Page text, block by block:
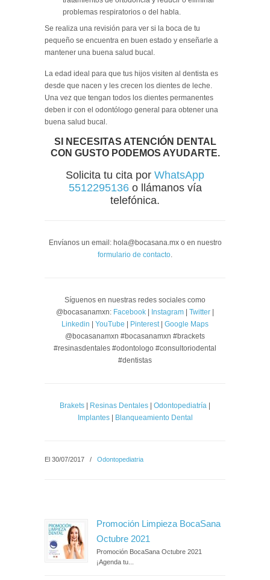
problemas respiratorios o del habla.
Se realiza una revisión para ver si la boca de tu
pequeño se encuentra en buen estado y enseñarle a
mantener una buena salud bucal.
La edad ideal para que tus hijos visiten al dentista es
desde que nacen y les crecen los dientes de leche.
Una vez que tengan todos los dientes permanentes
deben ir con el odontólogo general para obtener una
buena salud bucal.
SI NECESITAS ATENCIÓN DENTAL
CON GUSTO PODEMOS AYUDARTE.
Solicita tu cita por WhatsApp
5512295136o llámanos vía
telefónica.
Envíanos un email: hola@bocasana.mx o en nuestro
formulario de contacto.
Síguenos en nuestras redes sociales como
@bocasanamxn: Facebook Instagram Twitter
Linkedin
YouTube Pinterest Google Maps
@bocasanamxn #bocasanamxn #brackets
#resinasdentales #odontologo #consultoriodental
#dentistas
Brakets Resinas Dentales Odontopediatría
Implantes| Blanqueamiento Dental
El 30/07/2017 / Odontopediatria
Promoción Limpieza BocaSana
Octubre 2021
Promoción BocaSana Octubre 2021
¡Agenda tu...